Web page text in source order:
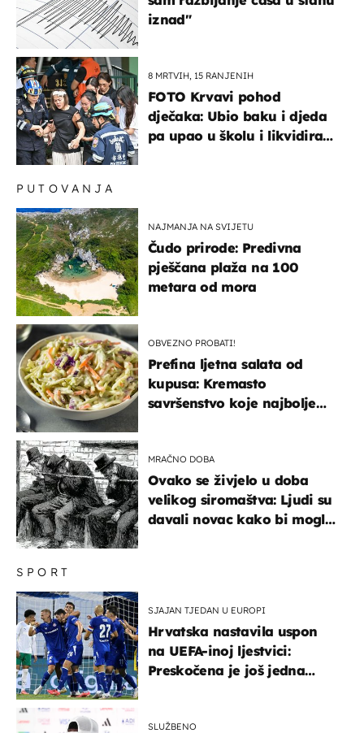
iznad"
8 MRTVIH, 15 RANJENIH
FOTO Krvavi pohod
dječaka: Ubio baku i djeda
pa upao u školu i likvidirao
SPORT
SJAJAN TJEDAN U EUROPI
Hrvatska nastavila uspon
na UEFA-inoj ljestvici:
Preskočena je još jedna
SLUŽBENO
PUTOVANJA
NAJMANJA NA SVIJETU
Čudo prirode: Predivna
pješčana plaža na 100
metara od mora
OBVEZNO PROBATI!
Prefina ljetna salata od
kupusa: Kremasto
savršenstvo koje najbolje
MRAČNO DOBA
Ovako se živjelo u doba
velikog siromaštva: Ljudi su
davali novac kako bi mogli